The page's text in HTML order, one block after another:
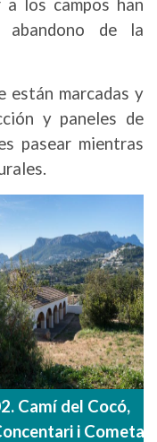
los campos han
de la
están marcadas y
y paneles de
pasear mientras
Camí del Cocó,
i Cometa